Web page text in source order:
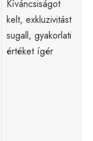
Kíváncsiságot
kelt, exkluzivitást
sugall, gyakorlati
értéket ígér